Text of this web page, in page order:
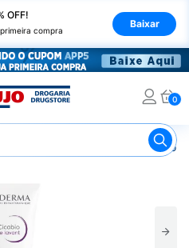
OFF!
compra
Baixar
0
Dermocosméticos para o